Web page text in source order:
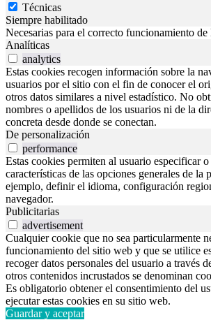
Técnicas
Siempre habilitado
Necesarias para el correcto funcionamiento de
Analíticas
analytics
Estas cookies recogen información sobre la
usuarios por el sitio con el fin de conocer el
otros datos similares a nivel estadístico. No
nombres o apellidos de los usuarios ni de la
concreta desde donde se conectan.
De personalización
performance
Estas cookies permiten al usuario especificar
características de las opciones generales de la
ejemplo, definir el idioma, configuración
navegador.
Publicitarias
advertisement
Cualquier cookie que no sea particularmente
funcionamiento del sitio web y que se utilice
recoger datos personales del usuario a través
otros contenidos incrustados se denominan
Es obligatorio obtener el consentimiento del
ejecutar estas cookies en su sitio web.
Guardar y aceptar